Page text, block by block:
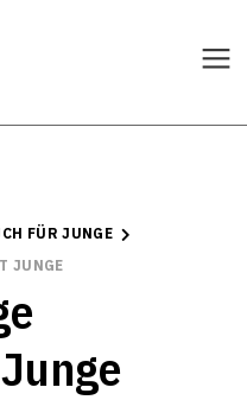
FÜR JUNGE
JUNGE